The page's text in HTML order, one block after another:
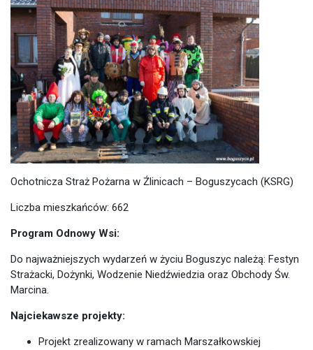
Ochotnicza Straż Pożarna w Źlinicach – Boguszycach (KSRG)
Liczba mieszkańców: 662
Program Odnowy Wsi:
Do najważniejszych wydarzeń w życiu Boguszyc należą: Festyn
Strażacki, Dożynki, Wodzenie Niedźwiedzia oraz Obchody Św.
Marcina.
Najciekawsze projekty:
Projekt zrealizowany w ramach Marszałkowskiej